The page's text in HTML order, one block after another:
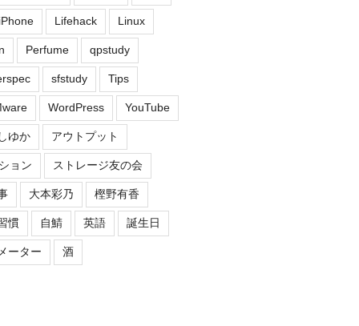
Lifehack Linux
Perfume qpstudy
sfstudy Tips
WordPress YouTube
ゆか アウトプット
ョン ストレージ友の会
大本彩乃 樫野有香
慣 自鯖 英語 誕生日
ーター 酒